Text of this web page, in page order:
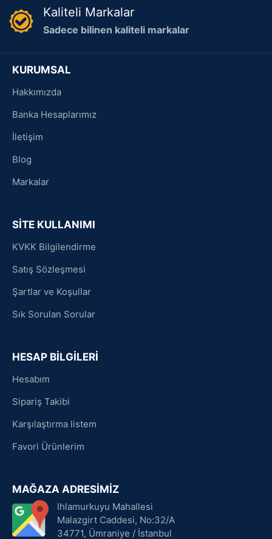
Kaliteli Markalar
Sadece bilinen kaliteli markalar
KURUMSAL
Hakkımızda
Banka Hesaplarımız
İletişim
Blog
Markalar
SİTE KULLANIMI
KVKK Bilgilendirme
Satış Sözleşmesi
Şartlar ve Koşullar
Sık Sorulan Sorular
HESAP BİLGİLERİ
Hesabım
Sipariş Takibi
Karşılaştırma listem
Favori Ürünlerim
MAĞAZA ADRESİMİZ
Ihlamurkuyu Mahallesi
Malazgirt Caddesi, No:32/A
34771, Ümraniye / İstanbul